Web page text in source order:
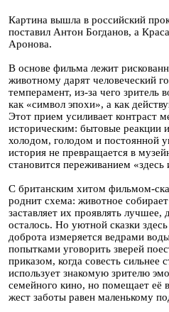
Картина вышла в российский
поставил Антон Богданов, а
Аронова.
В основе фильма лежит
животному дарят человеческий
темперамент, из-за чего зритель
как «символ эпохи», а как
Этот прием усиливает контраст
историческим: бытовые реакции
холодом, голодом и постоянной
история не превращается в
становится переживанием «здесь
С британским хитом фильмом-
роднит схема: животное
заставляет их проявлять лучшее,
осталось. Но уютной сказки
доброта измеряется ведрами
попытками уговорить зверей
приказом, когда совесть сильнее
использует знакомую зрителю
семейного кино, но помещает её
жест заботы равен маленькому